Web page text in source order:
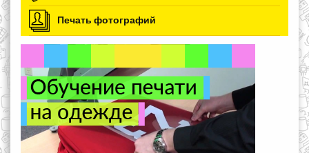
Печать фотографий